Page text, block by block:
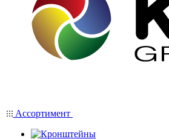
Ассортимент